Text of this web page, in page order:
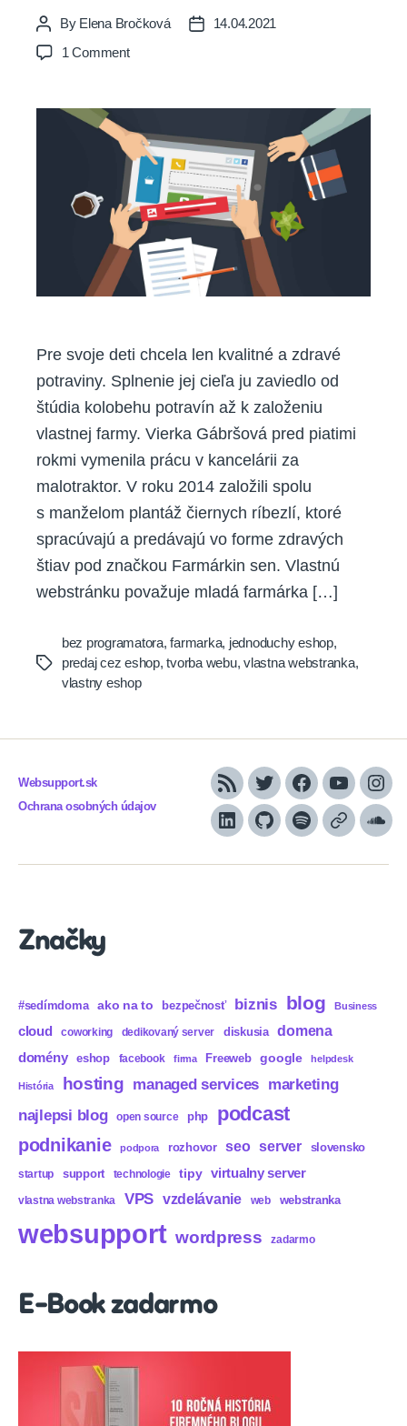
Post
author
By Elena Bročková
Post14.04.2021
1 Commenton
prácu,
sama
vyklikala
e-
shop
a
dnes
si
plní
svoj
Pre svoje deti chcela len kvalitné a zdravé
potraviny. Splnenie jej cieľa ju zaviedlo od
štúdia kolobehu potravín až k založeniu
vlastnej farmy. Vierka Gábršová pred piatimi
rokmi vymenila prácu v kancelárii za
malotraktor. V roku 2014 založili spolu
s manželom plantáž čiernych ríbezlí, ktoré
spracúvajú a predávajú vo forme zdravých
štiav pod značkou Farmárkin sen. Vlastnú
webstránku považuje mladá farmárka […]
Tags
bez programatora,farmarka, jednoduchy eshop,
predaj cez eshop,tvorba webu,vlastna webstranka,
vlastny eshop
Websupport.sk
Ochrana osobných údajov
RSS TwitterFacebook
YouTube
LinkedInGitHubSpotifyApple
Značky
#sedímdoma ako na to bezpečnosť biznis blog Business
cloud coworking dedikovaný server diskusia domena
domény eshop facebook firma Freeweb google helpdesk
História hosting managed services marketing
najlepsi blog open source php podcast
podnikanie podpora rozhovor seo server slovensko
startup support technologie tipy virtualny server
vlastna webstranka VPS vzdelávanie web webstranka
websupport wordpress zadarmo
E-Book zadarmo